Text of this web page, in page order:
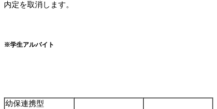
内定を取消します。
※学生アルバイト
幼保連携型